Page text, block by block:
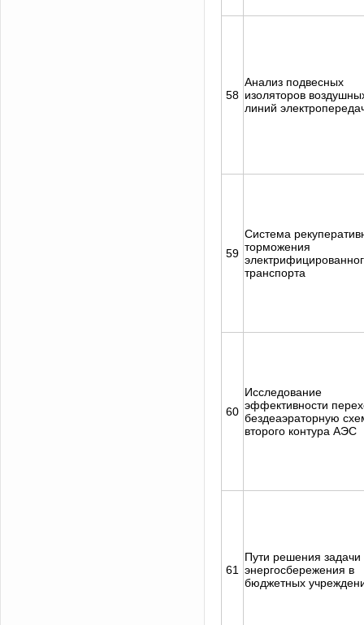
58
Анализ подвесных
изоляторов
линий
59
Система
торможения
транспорта
60
Исследование
эффективности
бездеаэраторную
второго контура АЭС
61
Пути решения задачи
энергосбережения в
бюджетных